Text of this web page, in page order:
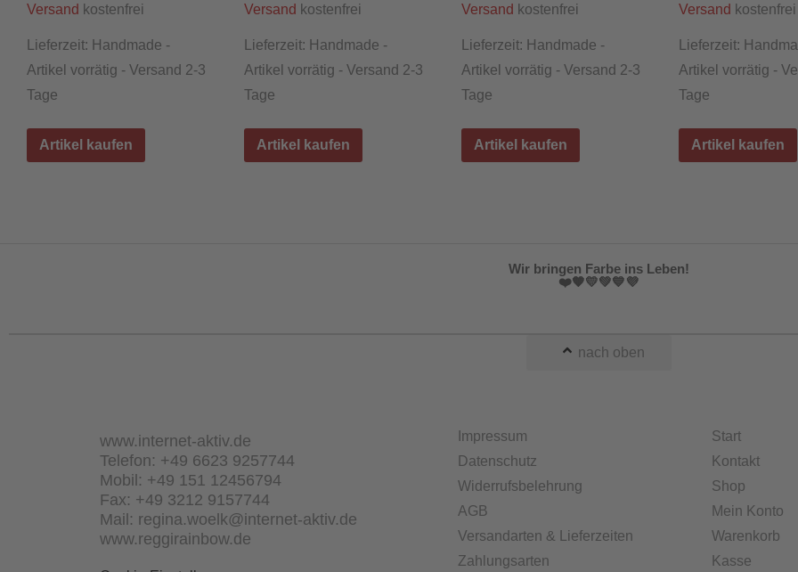
Versand kostenfrei
Lieferzeit: Handmade -
Artikel vorrätig - Versand 2-3
Tage
Artikel kaufen
Versand kostenfrei
Lieferzeit: Handmade -
Artikel vorrätig - Versand 2-3
Tage
Artikel kaufen
Versand kostenfrei
Lieferzeit: Handmade -
Artikel vorrätig - Versand 2-3
Tage
Artikel kaufen
Versand kostenfrei
Lieferzeit:
Artikel vorrätig -
Tage
Artikel kaufen
Wir bringen Farbe ins Leben!
❤️🧡💛💚💙💜
nach oben
www.internet-aktiv.de
Telefon: +49 6623 9257744
Mobil: +49 151 12456794
Fax: +49 3212 9157744
Mail: regina.woelk@internet-aktiv.de
www.reggirainbow.de
Impressum
Datenschutz
Widerrufsbelehrung
AGB
Versandarten & Lieferzeiten
Zahlungsarten
Start
Kontakt
Shop
Mein Konto
Warenkorb
Kasse